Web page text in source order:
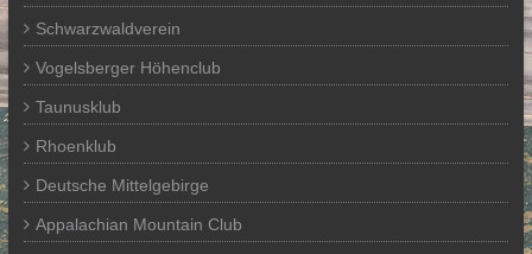
Schwarzwaldverein
Vogelsberger Höhenclub
Taunusklub
Rhoenklub
Deutsche Mittelgebirge
Appalachian Mountain Club